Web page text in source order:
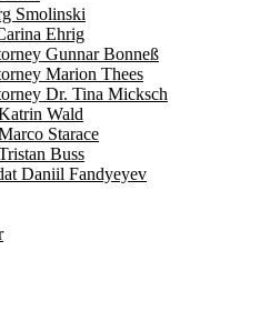
Smolinski
Ehrig
Gunnar Bonneß
Marion Thees
Dr. Tina Micksch
Wald
Starace
Buss
Daniil Fandyeyev